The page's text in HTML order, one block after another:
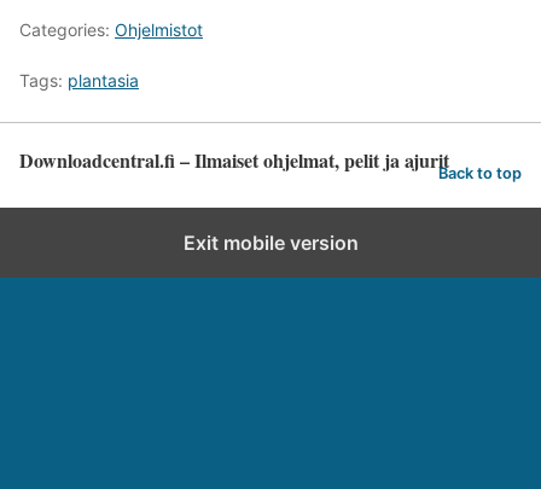
Categories: Ohjelmistot
Tags: plantasia
Downloadcentral.fi – Ilmaiset ohjelmat, pelit ja ajuritBack to top
Exit mobile version